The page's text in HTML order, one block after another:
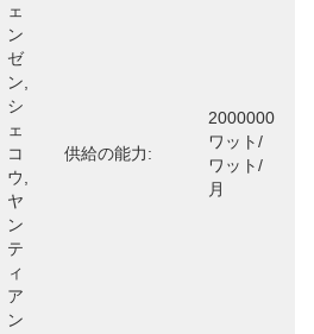
ェ
ン
ゼ
ン,
シ
ェ
コ
ウ,
ヤ
ン
テ
ィ
ア
ン
供給の能力:
2000000
ワット/
ワット/
月